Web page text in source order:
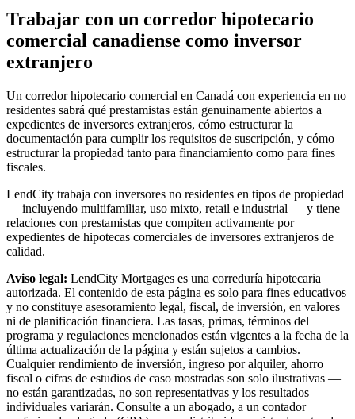
Trabajar con un corredor hipotecario
comercial canadiense como inversor
extranjero
Un corredor hipotecario comercial en Canadá con experiencia en no
residentes sabrá qué prestamistas están genuinamente abiertos a
expedientes de inversores extranjeros, cómo estructurar la
documentación para cumplir los requisitos de suscripción, y cómo
estructurar la propiedad tanto para financiamiento como para fines
fiscales.
LendCity trabaja con inversores no residentes en tipos de propiedad
— incluyendo multifamiliar, uso mixto, retail e industrial — y tiene
relaciones con prestamistas que compiten activamente por
expedientes de hipotecas comerciales de inversores extranjeros de
calidad.
Aviso legal: LendCity Mortgages es una correduría hipotecaria
autorizada. El contenido de esta página es solo para fines educativos
y no constituye asesoramiento legal, fiscal, de inversión, en valores
ni de planificación financiera. Las tasas, primas, términos del
programa y regulaciones mencionados están vigentes a la fecha de la
última actualización de la página y están sujetos a cambios.
Cualquier rendimiento de inversión, ingreso por alquiler, ahorro
fiscal o cifras de estudios de caso mostradas son solo ilustrativas —
no están garantizadas, no son representativas y los resultados
individuales variarán. Consulte a un abogado, a un contador